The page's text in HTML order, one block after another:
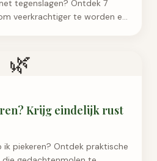
tegenslagen? Ontdek 7
veerkrachtiger te worden en
🌿
Krijg eindelijk rust
piekeren? Ontdek praktische